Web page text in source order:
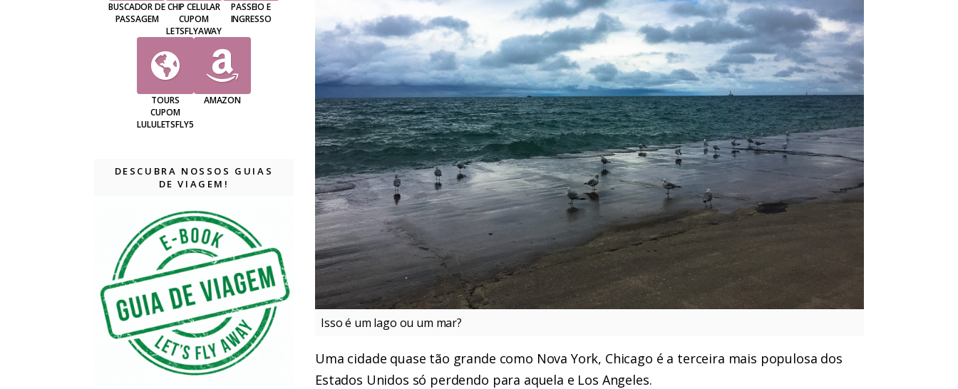
Isso é um lago ou um mar?
Uma cidade quase tão grande como Nova York, Chicago é a terceira mais populosa dos
Estados Unidos só perdendo para aquela e Los Angeles.
BUSCADOR DE
PASSAGEM
CHIP CELULAR
CUPOM
LETSFLYAWAY
PASSEIO E
INGRESSO
TOURS
CUPOM
LULULETSFLY5
AMAZON
DESCUBRA NOSSOS GUIAS
DE VIAGEM!